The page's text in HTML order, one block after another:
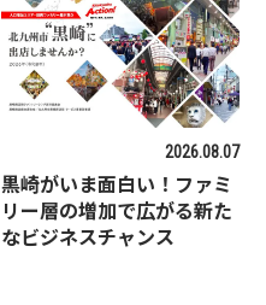
2026.08.07
黒崎がいま面白い！ファミ
リー層の増加で広がる新た
なビジネスチャンス